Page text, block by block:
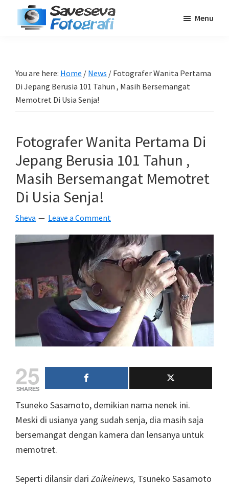
Pemula
-
Tips
-
Berita
-
Traveling
Menu
You are here: Home / News / Fotografer Wanita Pertama
Di Jepang Berusia 101 Tahun , Masih Bersemangat
Memotret Di Usia Senja!
Fotografer Wanita Pertama Di
Jepang Berusia 101 Tahun ,
Masih Bersemangat Memotret
Di Usia Senja!
Sheva Leave a Comment
25
SHARES
Tsuneko Sasamoto, demikian nama nenek ini.
Meski di usianya yang sudah senja, dia masih saja
bersemangat dengan kamera dan lensanya untuk
memotret.
Seperti dilansir dari Zaikeinews, Tsuneko Sasamoto